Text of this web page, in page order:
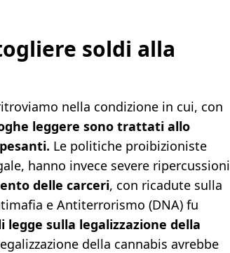
soldi alla
nella condizione in cui, con
leggere sono trattati allo
Le politiche proibizioniste
hanno invece severe ripercussioni
delle carceri, con ricadute sulla
e Antiterrorismo (DNA) fu
legge sulla legalizzazione della
della cannabis avrebbe